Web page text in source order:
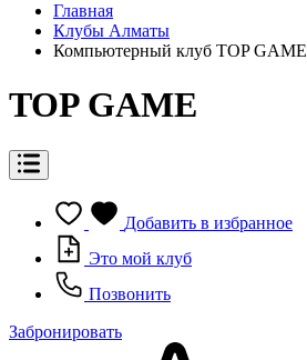
Главная
Клубы Алматы
Компьютерный клуб TOP GAME
TOP GAME
Добавить в избранное
Это мой клуб
Позвонить
Забронировать